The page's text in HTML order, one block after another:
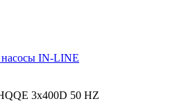
IN-LINE
3x400D 50 HZ